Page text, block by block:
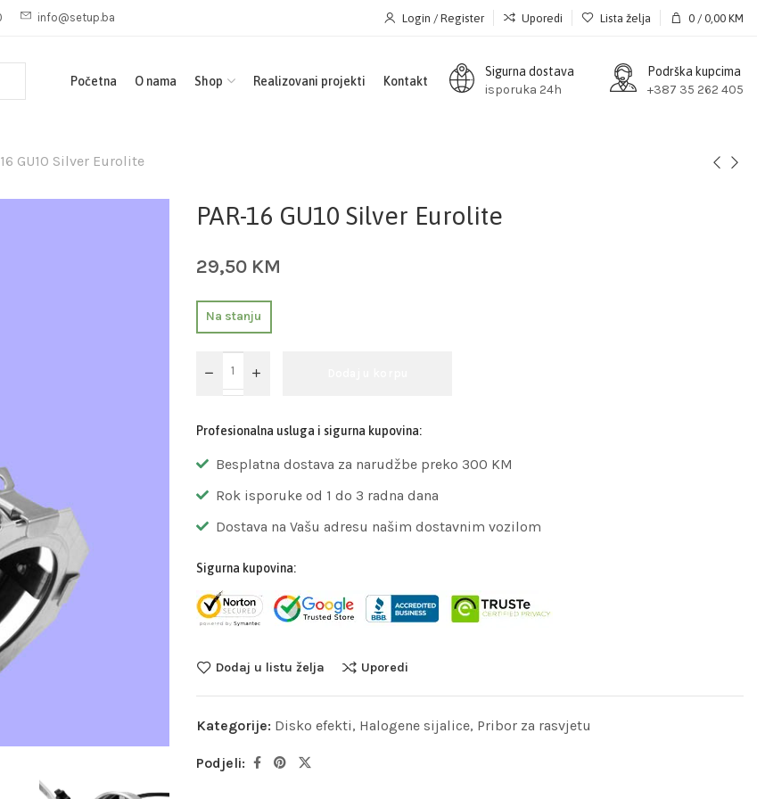
info@setup.ba Login / Register Uporedi Lista želja 0 / 0,00 KM
Početna O nama Shop Realizovani projekti Kontakt
Sigurna dostava
isporuka 24h
Podrška kupcima
+387 35 262 405
16 GU10 Silver Eurolite
PAR-16 GU10 Silver Eurolite
29,50 KM
Na stanju
Profesionalna usluga i sigurna kupovina:
Besplatna dostava za narudžbe preko 300 KM
Rok isporuke od 1 do 3 radna dana
Dostava na Vašu adresu našim dostavnim vozilom
Sigurna kupovina:
Dodaj u listu želja Uporedi
Kategorije: Disko efekti, Halogene sijalice, Pribor za rasvjetu
Podjeli: